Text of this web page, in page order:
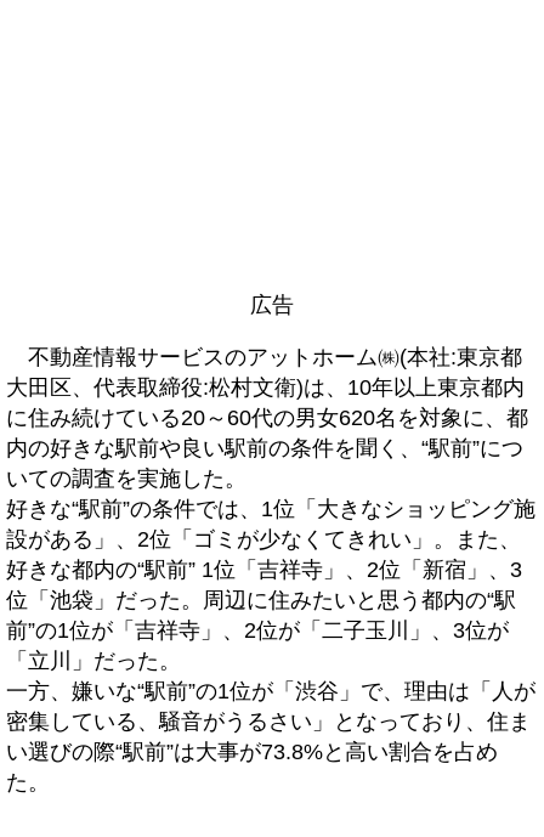
広告
不動産情報サービスのアットホーム㈱(本社:東京都
大田区、代表取締役:松村文衛)は、10年以上東京都内
に住み続けている20～60代の男女620名を対象に、都
内の好きな駅前や良い駅前の条件を聞く、“駅前”につ
いての調査を実施した。
好きな“駅前”の条件では、1位「大きなショッピング施
設がある」、2位「ゴミが少なくてきれい」。また、
好きな都内の“駅前” 1位「吉祥寺」、2位「新宿」、3
位「池袋」だった。周辺に住みたいと思う都内の“駅
前”の1位が「吉祥寺」、2位が「二子玉川」、3位が
「立川」だった。
一方、嫌いな“駅前”の1位が「渋谷」で、理由は「人が
密集している、騒音がうるさい」となっており、住ま
い選びの際“駅前”は大事が73.8%と高い割合を占め
た。